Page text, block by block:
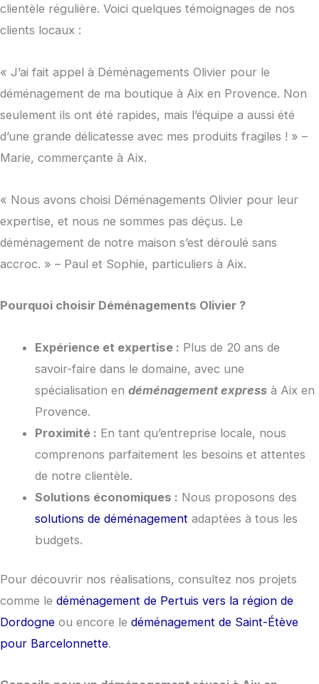
clientèle régulière. Voici quelques témoignages de nos
clients locaux :
« J’ai fait appel à Déménagements Olivier pour le
déménagement de ma boutique à Aix en Provence. Non
seulement ils ont été rapides, mais l’équipe a aussi été
d’une grande délicatesse avec mes produits fragiles ! » –
Marie, commerçante à Aix.
« Nous avons choisi Déménagements Olivier pour leur
expertise, et nous ne sommes pas déçus. Le
déménagement de notre maison s’est déroulé sans
accroc. » – Paul et Sophie, particuliers à Aix.
Pourquoi choisir Déménagements Olivier ?
Expérience et expertise : Plus de 20 ans de
savoir-faire dans le domaine, avec une
spécialisation endéménagement express à Aix en
Provence.
Proximité : En tant qu’entreprise locale, nous
comprenons parfaitement les besoins et attentes
de notre clientèle.
Solutions économiques : Nous proposons des
solutions de déménagement adaptées à tous les
budgets.
Pour découvrir nos réalisations, consultez nos projets
comme le déménagement de Pertuis vers la région de
Dordogne ou encore le déménagement de Saint-Étève
pour Barcelonnette.